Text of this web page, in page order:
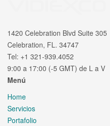
1420 Celebration Blvd Suite 305
Celebration, FL. 34747
Tel: +1 321-939.4052
9:00 a 17:00 (-5 GMT) de L a V
Menú
Home
Servicios
Portafolio